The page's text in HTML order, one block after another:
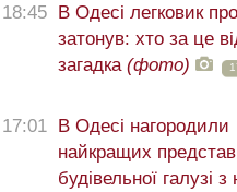
18:45 В Одесі легковик
затонув: хто за це
загадка (фото)
17:01
В Одесі нагородили
найкращих
будівельної галузі з